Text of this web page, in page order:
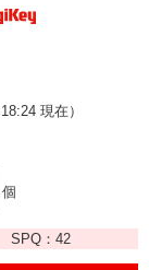
現在）
個
SPQ：42